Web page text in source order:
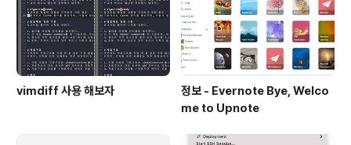
vimdiff 사용 해보자
정보 - Evernote Bye, Welco
me to Upnote